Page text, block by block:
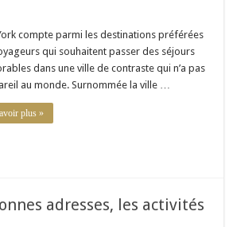
compte parmi les destinations préférées
qui souhaitent passer des séjours
dans une ville de contraste qui n’a pas
au monde. Surnommée la ville …
plus »
adresses, les activités